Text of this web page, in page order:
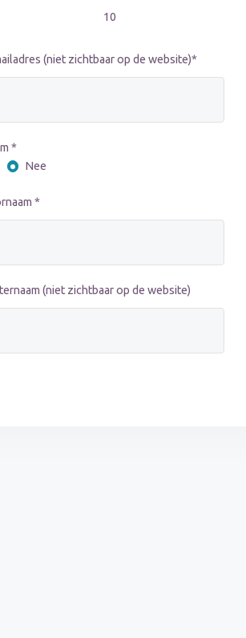
10
(niet zichtbaar op de website)*
*
Nee
*
(niet zichtbaar op de website)